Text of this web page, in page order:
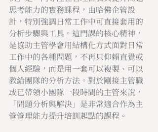
思考能力的實務課程，由哈佛企管設
計，特別強調日常工作中可直接套用的
分析步驟與工具。這門課的核心精神，
是協助主管學會用結構化方式面對日常
工作中的各種問題，不再只仰賴直覺或
個人經驗，而是用一套可以複製、可以
教給團隊的分析方法。對於剛接主管職
或已帶領小團隊一段時間的主管來說，
「問題分析與解決」是非常適合作為主
管管理能力提升培訓起點的課程。